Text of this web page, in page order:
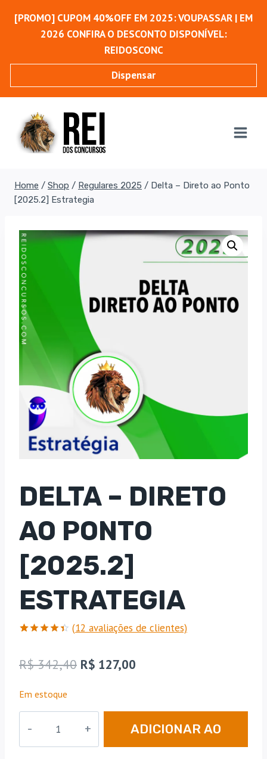
para[PROMO] CUPOM 40%OFF EM 2025: VOUPASSAR | EM
2026 CONFIRA O DESCONTO DISPONÍVEL:
REIDOSCONC
Dispensar
Home / Shop / Regulares 2025 / Delta – Direto ao Ponto
[2025.2] Estrategia
DELTA – DIRETO
AO PONTO
[2025.2]
ESTRATEGIA
4.42de
5, com
em
de
(12 avaliações de clientes)
R$342,40 O
era:
R$ 342,40.
R$ 127,00
é:
R$ 127,00.
Em estoque
Direto
ADICIONAR AO